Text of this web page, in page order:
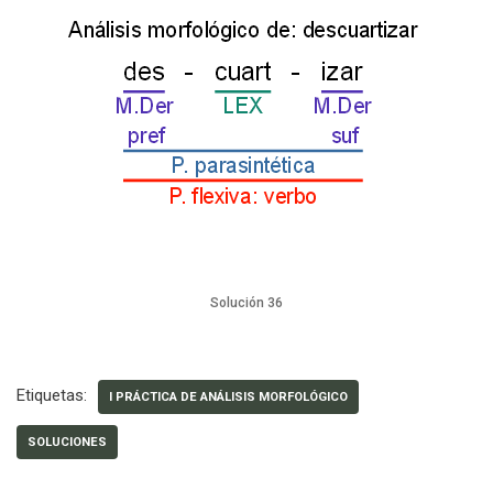
Solución 36
Etiquetas: I PRÁCTICA DE ANÁLISIS MORFOLÓGICO
SOLUCIONES